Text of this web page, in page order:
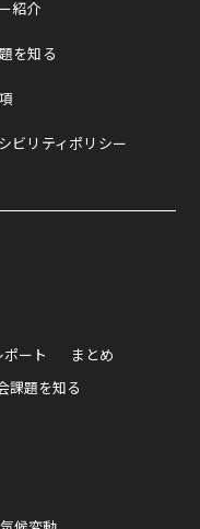
紹介
を知る
ビリティポリシー
ポート
まとめ
課題を知る